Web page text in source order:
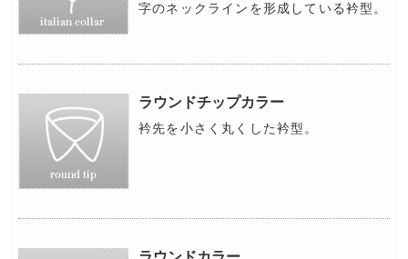
字のネックラインを形成している衿型。
ラウンドチップカラー
衿先を小さく丸くした衿型。